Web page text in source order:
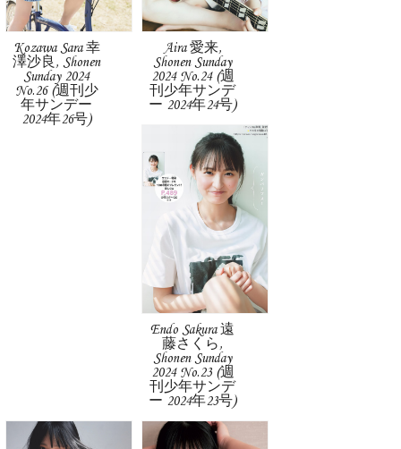
Kozawa Sara 幸
澤沙良, Shonen
Sunday 2024
No.26 (週刊少
年サンデー
2024年26号)
Aira 愛来,
Shonen Sunday
2024 No.24 (週
刊少年サンデ
ー 2024年24号)
Endo Sakura 遠
藤さくら,
Shonen Sunday
2024 No.23 (週
刊少年サンデ
ー 2024年23号)